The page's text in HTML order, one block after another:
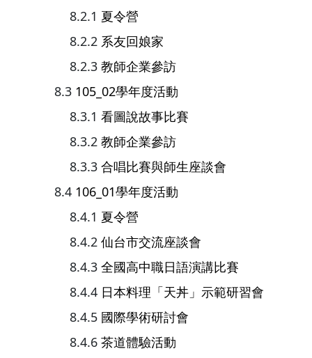
夏令營
系友回娘家
教師企業參訪
105_02學年度活動
看圖說故事比賽
教師企業參訪
合唱比賽與師生座談會
106_01學年度活動
夏令營
仙台市交流座談會
全國高中職日語演講比賽
日本料理「天丼」示範研習會
國際學術研討會
茶道體驗活動